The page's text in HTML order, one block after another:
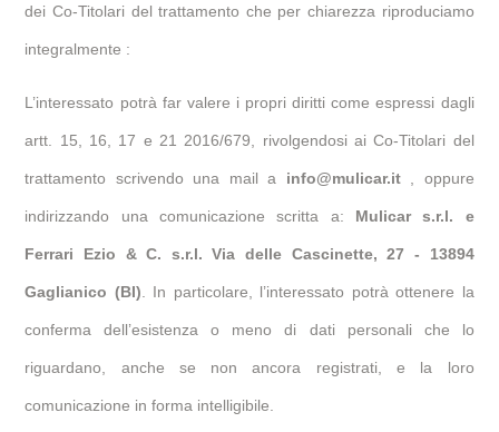
dei Co-Titolari del trattamento che per chiarezza riproduciamo
integralmente :
L’interessato potrà far valere i propri diritti come espressi dagli
artt. 15, 16, 17 e 21 2016/679, rivolgendosi ai Co-Titolari del
trattamento scrivendo una mail a info@mulicar.it , oppure
indirizzando una comunicazione scritta a: Mulicar s.r.l. e
Ferrari Ezio & C. s.r.l. Via delle Cascinette, 27 - 13894
Gaglianico (BI) . In particolare, l’interessato potrà ottenere la
conferma dell’esistenza o meno di dati personali che lo
riguardano, anche se non ancora registrati, e la loro
comunicazione in forma intelligibile.